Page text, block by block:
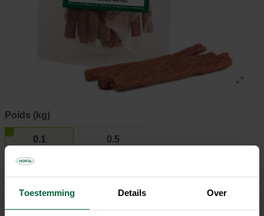
Toestemming Details Over
Poids (kg)
0.1 0.5
2,45 €